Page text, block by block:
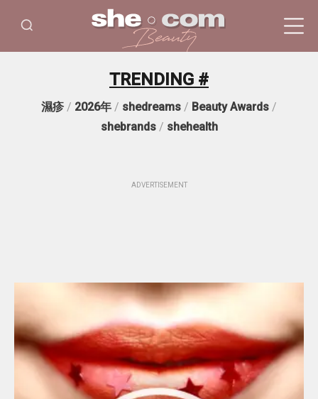
TRENDING #
濕疹 / 2026年 / shedreams / Beauty Awards /
shebrands/ shehealth
ADVERTISEMENT